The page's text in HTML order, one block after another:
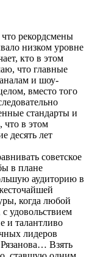
рекордсмены
низком уровне
кто в этом
что главные
и шоу-
вместо того
стандарты и
что в этом
десять лет
советское
в плане
аудиторию в
когда любой
удовольствием
и талантливо
лидеров
Взять